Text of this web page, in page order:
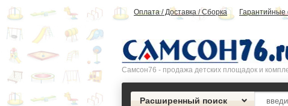
Оплата / Доставка / Сборка Гарантийные
Самсон76 - продажа детских площадок и
Расширенный поиск